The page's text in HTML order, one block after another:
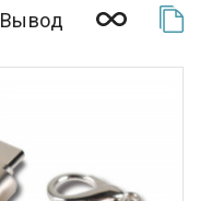
Вывод